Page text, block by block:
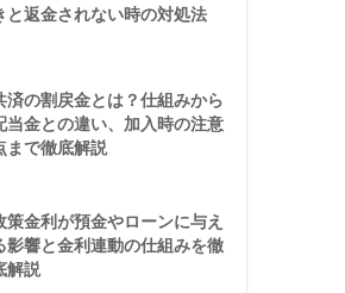
と返金されない時の対処法
済の割戻金とは？仕組みから
当金との違い、加入時の注意
まで徹底解説
策金利が預金やローンに与え
影響と金利連動の仕組みを徹
解説